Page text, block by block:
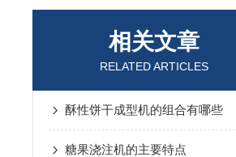
相关文章
RELATED ARTICLES
酥性饼干成型机的组合有哪些
糖果浇注机的主要特点